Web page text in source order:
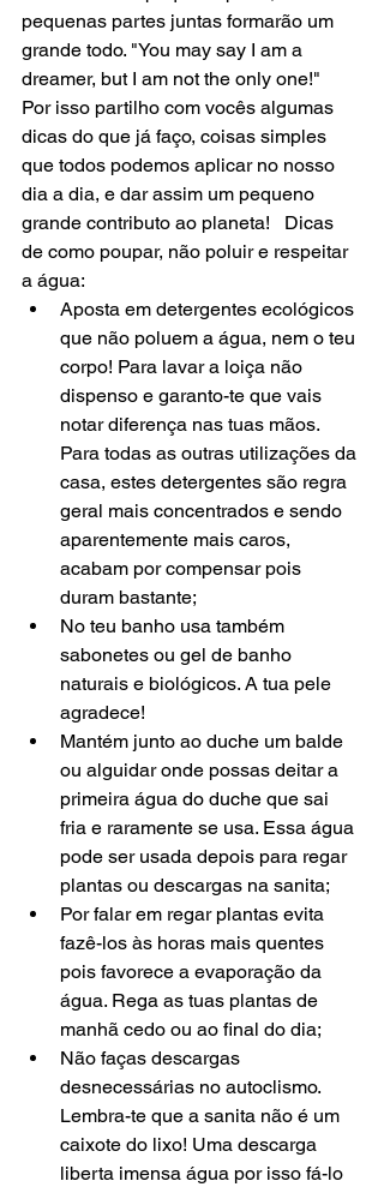
pequenas partes juntas formarão um
grande todo. "You may say I am a
dreamer, but I am not the only one!"
Por isso partilho com vocês algumas
dicas do que já faço, coisas simples
que todos podemos aplicar no nosso
dia a dia, e dar assim um pequeno
grande contributo ao planeta!   Dicas
de como poupar, não poluir e respeitar
a água:
Aposta em detergentes ecológicos
que não poluem a água, nem o teu
corpo! Para lavar a loiça não
dispenso e garanto-te que vais
notar diferença nas tuas mãos.
Para todas as outras utilizações da
casa, estes detergentes são regra
geral mais concentrados e sendo
aparentemente mais caros,
acabam por compensar pois
duram bastante;
No teu banho usa também
sabonetes ou gel de banho
naturais e biológicos. A tua pele
agradece!
Mantém junto ao duche um balde
ou alguidar onde possas deitar a
primeira água do duche que sai
fria e raramente se usa. Essa água
pode ser usada depois para regar
plantas ou descargas na sanita;
Por falar em regar plantas evita
fazê-los às horas mais quentes
pois favorece a evaporação da
água. Rega as tuas plantas de
manhã cedo ou ao final do dia;
Não faças descargas
desnecessárias no autoclismo.
Lembra-te que a sanita não é um
caixote do lixo! Uma descarga
liberta imensa água por isso fá-lo